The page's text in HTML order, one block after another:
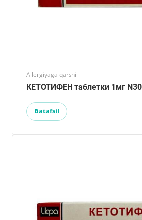
Allergiyaga qarshi
КЕТОТИФЕН таблетки 1мг N30
Batafsil